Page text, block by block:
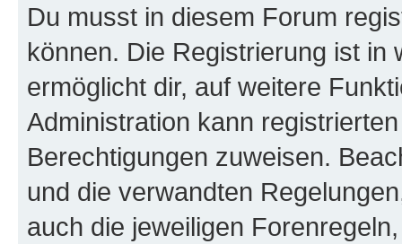
Du musst in diesem Forum
können. Die Registrierung ist in
ermöglicht dir, auf weitere
Administration kann
Berechtigungen zuweisen.
und die verwandten
auch die jeweiligen